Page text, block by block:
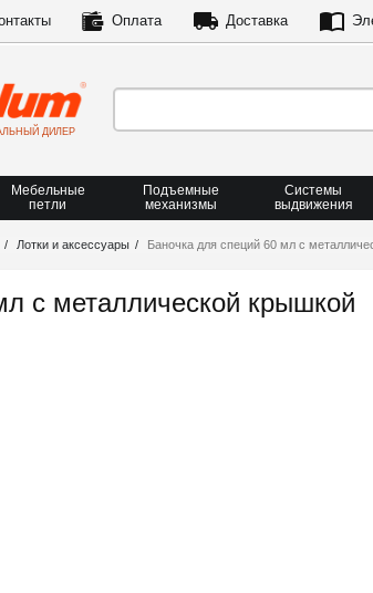
Оплата Доставка
ДИЛЕР
Мебельные
петли
Подъемные
механизмы
Системы
выдвижения
Лотки и аксессуары Баночка для специй 60 мл с
с металлической крышкой